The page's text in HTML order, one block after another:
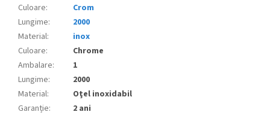
Culoare:
Crom
Lungime:
2000
Material:
inox
Culoare:
Chrome
Ambalare:
1
Lungime:
2000
Material:
Oţel inoxidabil
Garanție:
2 ani